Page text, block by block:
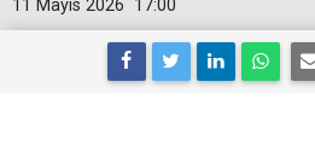
17:00
11 Mayıs 2026